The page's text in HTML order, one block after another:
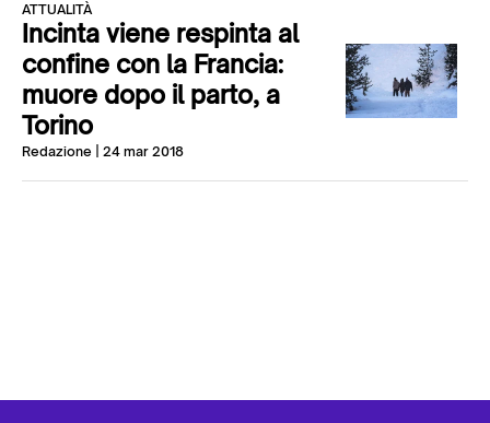
ATTUALITÀ
Incinta viene respinta al
confine con la Francia:
muore dopo il parto, a
Torino
Redazione | 24 mar 2018